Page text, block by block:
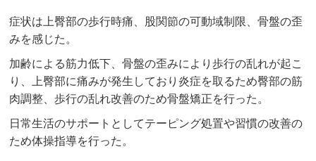
症状は上臀部の歩行時痛、股関節の可動域制限、骨盤の歪
みを感じた。
加齢による筋力低下、骨盤の歪みにより歩行の乱れが起こ
り、上臀部に痛みが発生しており炎症を取るため臀部の筋
肉調整、歩行の乱れ改善のため骨盤矯正を行った。
日常生活のサポートとしてテーピング処置や習慣の改善の
ため体操指導を行った。